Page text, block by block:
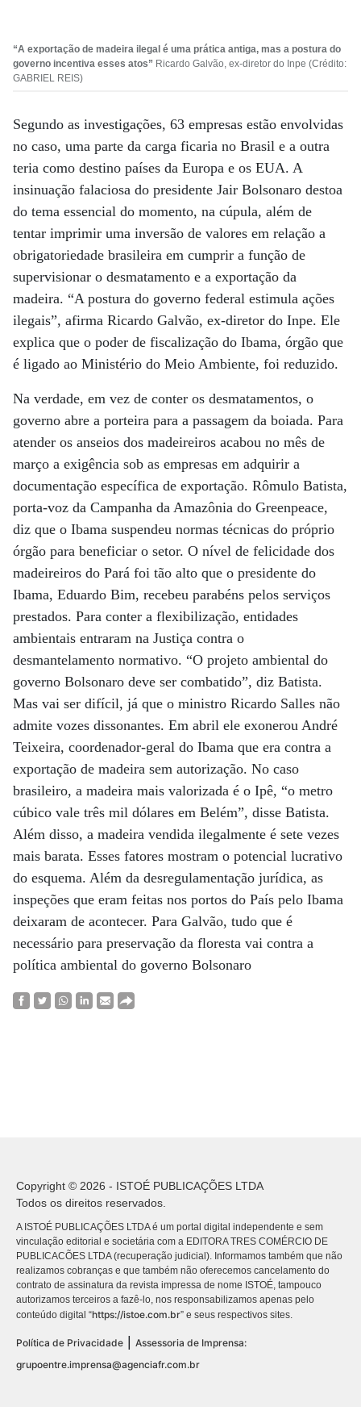
“A exportação de madeira ilegal é uma prática antiga, mas a postura do
governo incentiva esses atos” Ricardo Galvão, ex-diretor do Inpe (Crédito:
GABRIEL REIS)
Segundo as investigações, 63 empresas estão envolvidas
no caso, uma parte da carga ficaria no Brasil e a outra
teria como destino países da Europa e os EUA. A
insinuação falaciosa do presidente Jair Bolsonaro destoa
do tema essencial do momento, na cúpula, além de
tentar imprimir uma inversão de valores em relação a
obrigatoriedade brasileira em cumprir a função de
supervisionar o desmatamento e a exportação da
madeira. “A postura do governo federal estimula ações
ilegais”, afirma Ricardo Galvão, ex-diretor do Inpe. Ele
explica que o poder de fiscalização do Ibama, órgão que
é ligado ao Ministério do Meio Ambiente, foi reduzido.
Na verdade, em vez de conter os desmatamentos, o
governo abre a porteira para a passagem da boiada. Para
atender os anseios dos madeireiros acabou no mês de
março a exigência sob as empresas em adquirir a
documentação específica de exportação. Rômulo Batista,
porta-voz da Campanha da Amazônia do Greenpeace,
diz que o Ibama suspendeu normas técnicas do próprio
órgão para beneficiar o setor. O nível de felicidade dos
madeireiros do Pará foi tão alto que o presidente do
Ibama, Eduardo Bim, recebeu parabéns pelos serviços
prestados. Para conter a flexibilização, entidades
ambientais entraram na Justiça contra o
desmantelamento normativo. “O projeto ambiental do
governo Bolsonaro deve ser combatido”, diz Batista.
Mas vai ser difícil, já que o ministro Ricardo Salles não
admite vozes dissonantes. Em abril ele exonerou André
Teixeira, coordenador-geral do Ibama que era contra a
exportação de madeira sem autorização. No caso
brasileiro, a madeira mais valorizada é o Ipê, “o metro
cúbico vale três mil dólares em Belém”, disse Batista.
Além disso, a madeira vendida ilegalmente é sete vezes
mais barata. Esses fatores mostram o potencial lucrativo
do esquema. Além da desregulamentação jurídica, as
inspeções que eram feitas nos portos do País pelo Ibama
deixaram de acontecer. Para Galvão, tudo que é
necessário para preservação da floresta vai contra a
política ambiental do governo Bolsonaro
Copyright © 2026 - ISTOÉ PUBLICAÇÕES LTDA
Todos os direitos reservados.
A ISTOÉ PUBLICAÇÕES LTDA é um portal digital independente e sem
vinculação editorial e societária com a EDITORA TRES COMÉRCIO DE
PUBLICACÕES LTDA (recuperação judicial). Informamos também que não
realizamos cobranças e que também não oferecemos cancelamento do
contrato de assinatura da revista impressa de nome ISTOÉ, tampouco
autorizamos terceiros a fazê-lo, nos responsabilizamos apenas pelo
conteúdo digital “https://istoe.com.br” e seus respectivos sites.
Política de Privacidade
Assessoria de Imprensa:
grupoentre.imprensa@agenciafr.com.br